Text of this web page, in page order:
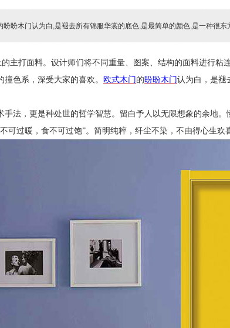
盼盼木门认为白,是褪去所有锦服华裳的底色,是最简单的颜色,是一种很东
的主打面料。设计师们将不同重量、图案、结构的面料进行
色系，深受大家的喜欢。 欧式木门 的盼盼木门认为白，是褪
手法，更是种处世的哲学智慧。留白予人以无限想象的余地
可过暖，食不可过饱”。简明纯粹，纤尘不染，不由得心生